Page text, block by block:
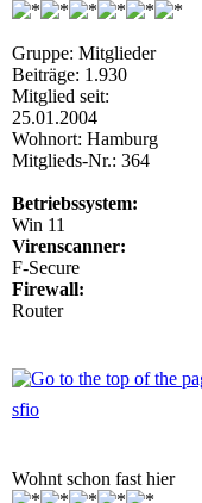
Gruppe: Mitglieder
Beiträge: 1.930
Mitglied seit:
25.01.2004
Wohnort: Hamburg
Mitglieds-Nr.: 364
Betriebssystem:
Win 11
Virenscanner:
F-Secure
Firewall:
Router
sfio
Wohnt schon fast hier